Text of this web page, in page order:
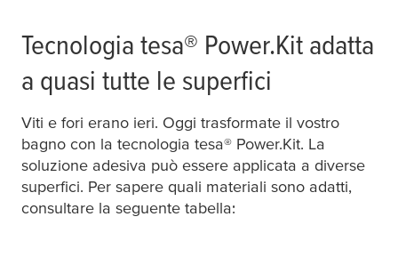
Tecnologia tesa® Power.Kit adatta
a quasi tutte le superfici
Viti e fori erano ieri. Oggi trasformate il vostro
bagno con la tecnologia tesa® Power.Kit. La
soluzione adesiva può essere applicata a diverse
superfici. Per sapere quali materiali sono adatti,
consultare la seguente tabella: